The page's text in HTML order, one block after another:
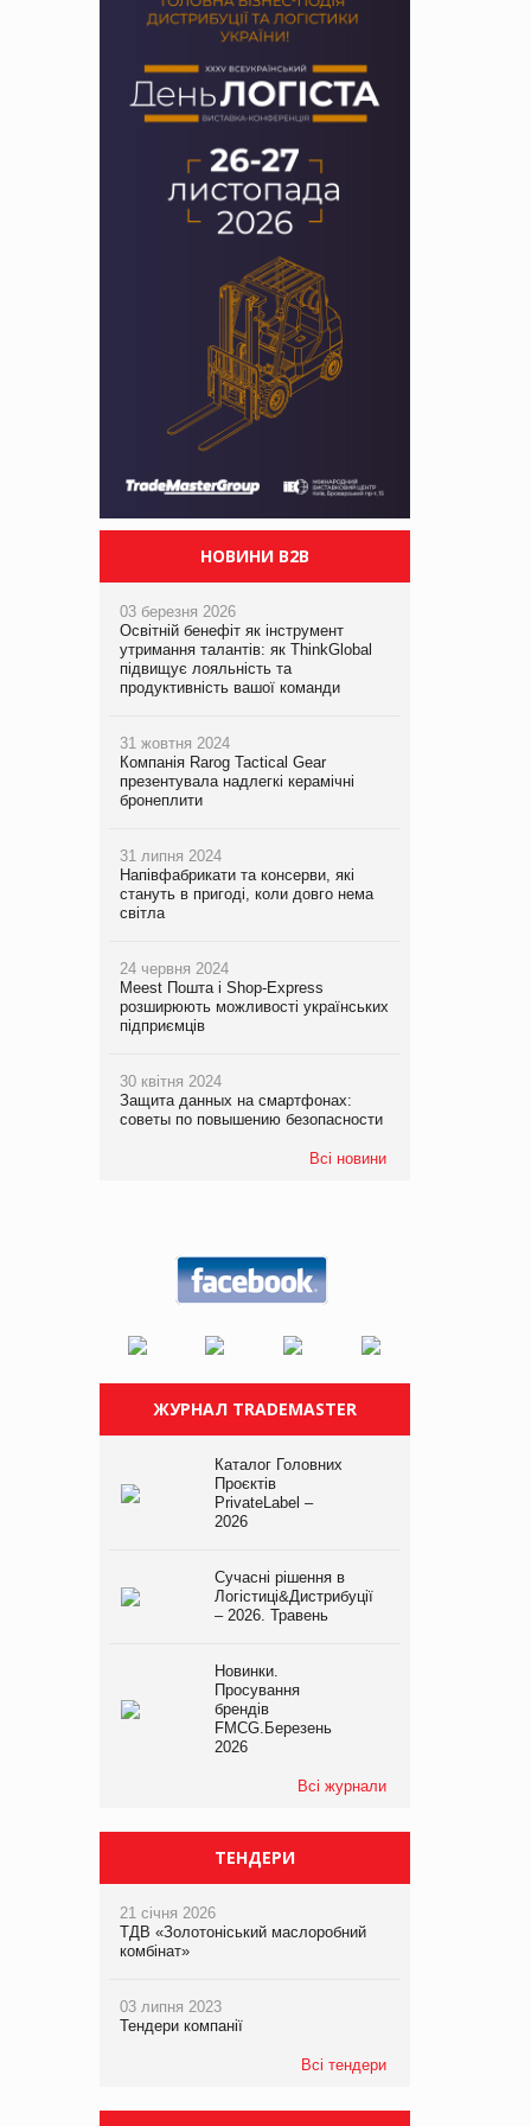
НОВИНИ B2B
03 березня 2026
Освітній бенефіт як інструмент
утримання талантів: як ThinkGlobal
підвищує лояльність та
продуктивність вашої команди
31 жовтня 2024
Компанія Rarog Tactical Gear
презентувала надлегкі керамічні
бронеплити
31 липня 2024
Напівфабрикати та консерви, які
стануть в пригоді, коли довго нема
світла
24 червня 2024
Meest Пошта і Shop-Express
розширюють можливості українських
підприємців
30 квітня 2024
Защита данных на смартфонах:
советы по повышению безопасности
Всі новини
ЖУРНАЛ TRADEMASTER
Каталог Головних
Проєктів
PrivateLabel –
2026
Сучасні рішення в
Логістиці&Дистрибуції
– 2026. Травень
Новинки.
Просування
брендів
FMCG.Березень
2026
Всі журнали
ТЕНДЕРИ
21 січня 2026
ТДВ «Золотоніський маслоробний
комбінат»
03 липня 2023
Тендери компанії
Всі тендери